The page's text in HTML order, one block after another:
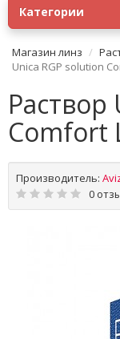
Категории
Магазин линз
Unica RGP solution
Раствор
Comfort
Производитель:
0